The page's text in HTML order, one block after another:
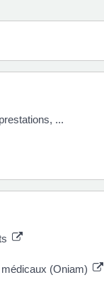
...
(Oniam)